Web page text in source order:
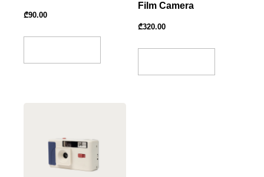
₾90.00
Film Camera
₾320.00